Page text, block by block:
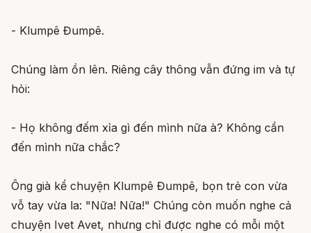
- Klumpê Đumpê.
Chúng làm ồn lên. Riêng cây thông vẫn đứng im và tự
hỏi:
- Họ không đếm xỉa gì đến mình nữa à? Không cần
đến mình nữa chắc?
Ông già kể chuyện Klumpê Đumpê, bọn trẻ con vừa
vỗ tay vừa la: "Nữa! Nữa!" Chúng còn muốn nghe cả
chuyện Ivet Avet, nhưng chỉ được nghe có mỗi một